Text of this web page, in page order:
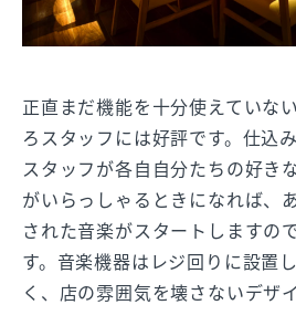
正直まだ機能を十分使えていな
ろスタッフには好評です。仕込
スタッフが各自自分たちの好き
がいらっしゃるときになれば、
された音楽がスタートしますの
す。音楽機器はレジ回りに設置
く、店の雰囲気を壊さないデザ